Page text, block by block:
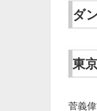
ダ
東
菅義